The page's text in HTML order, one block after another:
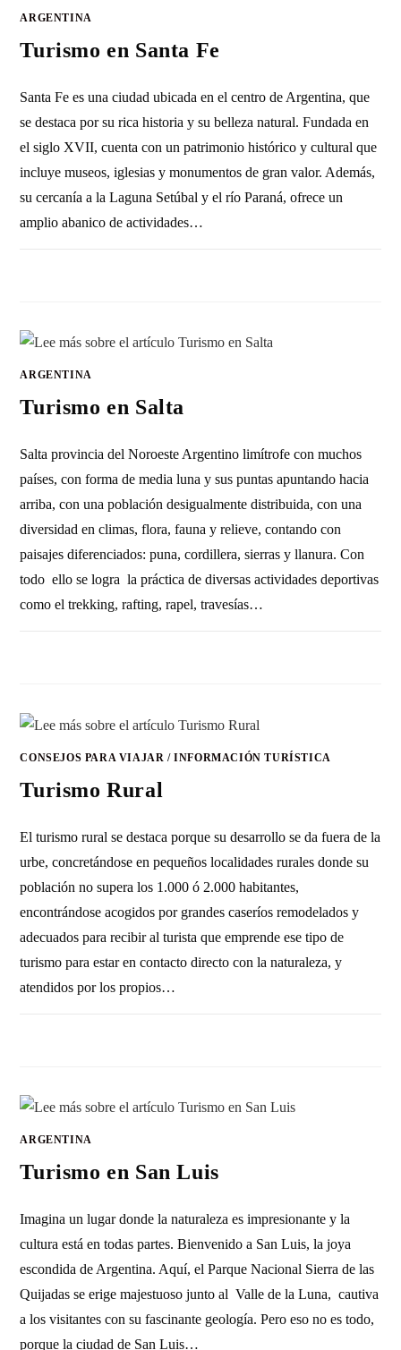
ARGENTINA
Turismo en Santa Fe
Santa Fe es una ciudad ubicada en el centro de Argentina, que
se destaca por su rica historia y su belleza natural. Fundada en
el siglo XVII, cuenta con un patrimonio histórico y cultural que
incluye museos, iglesias y monumentos de gran valor. Además,
su cercanía a la Laguna Setúbal y el río Paraná, ofrece un
amplio abanico de actividades…
ARGENTINA
Turismo en Salta
Salta provincia del Noroeste Argentino limítrofe con muchos
países, con forma de media luna y sus puntas apuntando hacia
arriba, con una población desigualmente distribuida, con una
diversidad en climas, flora, fauna y relieve, contando con
paisajes diferenciados: puna, cordillera, sierras y llanura. Con
todo ello se logra la práctica de diversas actividades deportivas
como el trekking, rafting, rapel, travesías…
CONSEJOS PARA VIAJAR /INFORMACIÓN TURÍSTICA
Turismo Rural
El turismo rural se destaca porque su desarrollo se da fuera de la
urbe, concretándose en pequeños localidades rurales donde su
población no supera los 1.000 ó 2.000 habitantes,
encontrándose acogidos por grandes caseríos remodelados y
adecuados para recibir al turista que emprende ese tipo de
turismo para estar en contacto directo con la naturaleza, y
atendidos por los propios…
ARGENTINA
Turismo en San Luis
Imagina un lugar donde la naturaleza es impresionante y la
cultura está en todas partes. Bienvenido a San Luis, la joya
escondida de Argentina. Aquí, el Parque Nacional Sierra de las
Quijadas se erige majestuoso junto al Valle de la Luna, cautiva
a los visitantes con su fascinante geología. Pero eso no es todo,
porque la ciudad de San Luis…